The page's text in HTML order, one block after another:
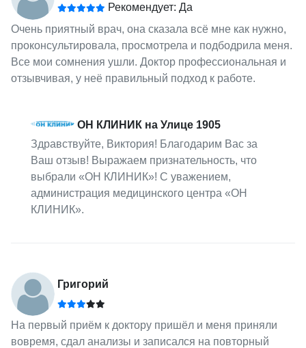
Рекомендует: Да
Очень приятный врач, она сказала всё мне как нужно,
проконсультировала, просмотрела и подбодрила меня.
Все мои сомнения ушли. Доктор профессиональная и
отзывчивая, у неё правильный подход к работе.
ОН КЛИНИК на Улице 1905
Здравствуйте, Виктория! Благодарим Вас за
Ваш отзыв! Выражаем признательность, что
выбрали «ОН КЛИНИК»! С уважением,
администрация медицинского центра «ОН
КЛИНИК».
Григорий
На первый приём к доктору пришёл и меня приняли
вовремя, сдал анализы и записался на повторный